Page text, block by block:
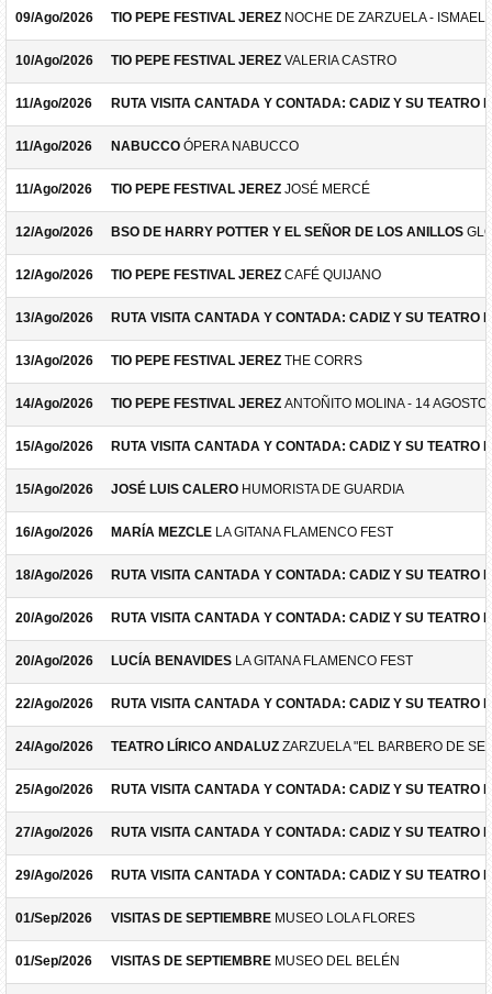
09/Ago/2026 TIO PEPE FESTIVAL JEREZ NOCHE DE ZARZUELA -
10/Ago/2026 TIO PEPE FESTIVAL JEREZ VALERIA CASTRO
11/Ago/2026 RUTA VISITA CANTADA Y CONTADA: CADIZ Y SU TEATRO
11/Ago/2026 NABUCCO ÓPERA NABUCCO
11/Ago/2026 TIO PEPE FESTIVAL JEREZ JOSÉ MERCÉ
12/Ago/2026 BSO DE HARRY POTTER Y EL SEÑOR DE LOS ANILLOS
12/Ago/2026 TIO PEPE FESTIVAL JEREZ CAFÉ QUIJANO
13/Ago/2026 RUTA VISITA CANTADA Y CONTADA: CADIZ Y SU TEATRO
13/Ago/2026 TIO PEPE FESTIVAL JEREZ THE CORRS
14/Ago/2026 TIO PEPE FESTIVAL JEREZ ANTOÑITO MOLINA - 14 AGOSTO
15/Ago/2026 RUTA VISITA CANTADA Y CONTADA: CADIZ Y SU TEATRO
15/Ago/2026 JOSÉ LUIS CALERO HUMORISTA DE GUARDIA
16/Ago/2026 MARÍA MEZCLE LA GITANA FLAMENCO FEST
18/Ago/2026 RUTA VISITA CANTADA Y CONTADA: CADIZ Y SU TEATRO
20/Ago/2026 RUTA VISITA CANTADA Y CONTADA: CADIZ Y SU TEATRO
20/Ago/2026 LUCÍA BENAVIDES LA GITANA FLAMENCO FEST
22/Ago/2026 RUTA VISITA CANTADA Y CONTADA: CADIZ Y SU TEATRO
24/Ago/2026 TEATRO LÍRICO ANDALUZ ZARZUELA "EL BARBERO DE
25/Ago/2026 RUTA VISITA CANTADA Y CONTADA: CADIZ Y SU TEATRO
27/Ago/2026 RUTA VISITA CANTADA Y CONTADA: CADIZ Y SU TEATRO
29/Ago/2026 RUTA VISITA CANTADA Y CONTADA: CADIZ Y SU TEATRO
01/Sep/2026 VISITAS DE SEPTIEMBRE MUSEO LOLA FLORES
01/Sep/2026 VISITAS DE SEPTIEMBRE MUSEO DEL BELÉN